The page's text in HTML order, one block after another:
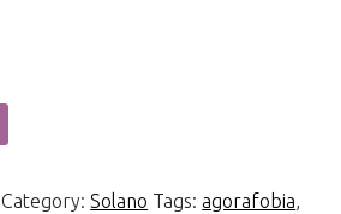
Category:Solano Tags: agorafobia,